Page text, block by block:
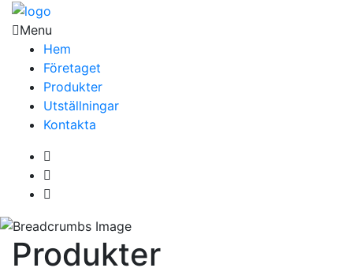
Menu
Hem
Företaget
Produkter
Utställningar
Kontakta
Produkter